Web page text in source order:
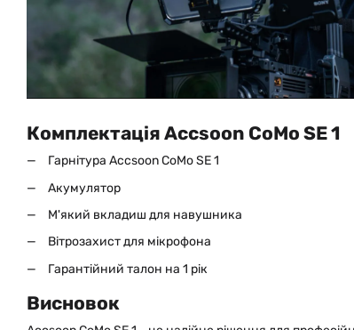
Комплектація Accsoon CoMo SE 1
Гарнітура Accsoon CoMo SE 1
Акумулятор
М'який вкладиш для навушника
Вітрозахист для мікрофона
Гарантійний талон на 1 рік
Висновок